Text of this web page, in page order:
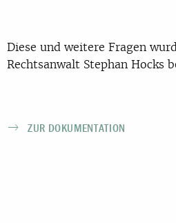
Diese und weitere Fragen
Rechtsanwalt Stephan Hocks
ZUR DOKUMENTATION